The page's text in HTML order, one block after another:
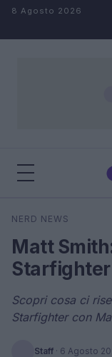
Salta al contenuto
8 Agosto 2026
Cerca
NERD NEWS
Matt
Scopri cosa ci
Starfighter con
Staff · 6 Agosto